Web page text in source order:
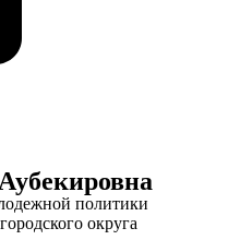
политики
округа